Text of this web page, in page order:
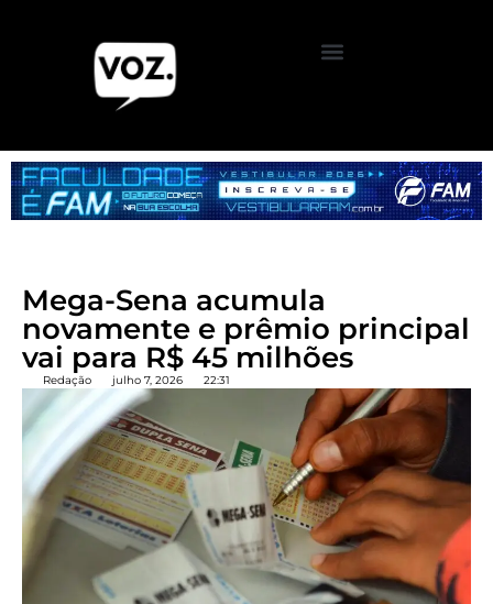
Mega-Sena acumula
novamente e prêmio principal
vai para R$ 45 milhões
Redação julho 7, 2026 22:31